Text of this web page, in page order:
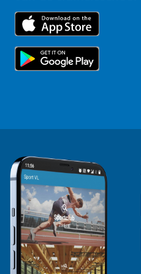
Trainers en begeleiders
Topsporters
Voor de pers